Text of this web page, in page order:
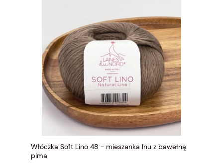
Włóczka Soft Lino 48 - mieszanka lnu z bawełną
pima